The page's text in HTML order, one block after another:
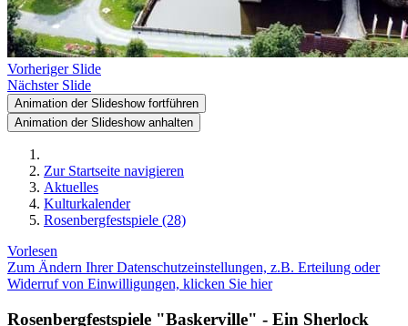
Vorheriger Slide
Nächster Slide
Animation der Slideshow fortführen
Animation der Slideshow anhalten
Zur Startseite navigieren
Aktuelles
Kulturkalender
Rosenbergfestspiele (28)
Vorlesen
Zum Ändern Ihrer Datenschutzeinstellungen, z.B. Erteilung oder
Widerruf von Einwilligungen, klicken Sie hier
Rosenbergfestspiele "Baskerville" - Ein Sherlock